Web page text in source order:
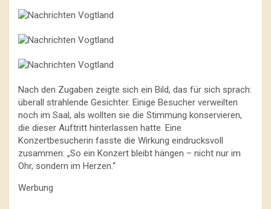
Nach den Zugaben zeigte sich ein Bild, das für sich sprach:
überall strahlende Gesichter. Einige Besucher verweilten
noch im Saal, als wollten sie die Stimmung konservieren,
die dieser Auftritt hinterlassen hatte. Eine
Konzertbesucherin fasste die Wirkung eindrucksvoll
zusammen: „So ein Konzert bleibt hängen – nicht nur im
Ohr, sondern im Herzen.“
Werbung